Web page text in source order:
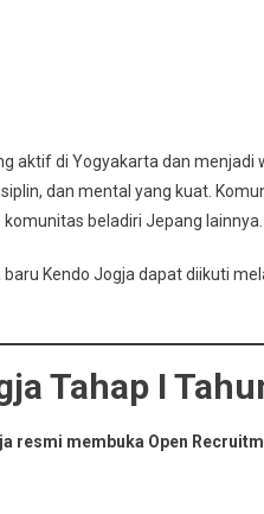
aktif di Yogyakarta dan menjadi
dan mental yang kuat.
beladiri Jepang lainnya.
Kendo Jogja dapat diikuti
Tahap I
resmi membuka Open